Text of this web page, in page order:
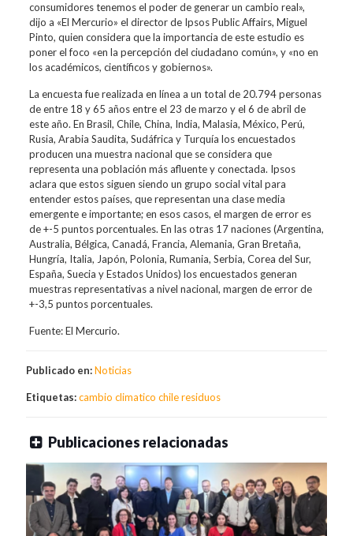
consumidores tenemos el poder de generar un cambio real»,
dijo a «El Mercurio» el director de Ipsos Public Affairs, Miguel
Pinto, quien considera que la importancia de este estudio es
poner el foco «en la percepción del ciudadano común», y «no en
los académicos, científicos y gobiernos».
La encuesta fue realizada en línea a un total de 20.794 personas
de entre 18 y 65 años entre el 23 de marzo y el 6 de abril de
este año. En Brasil, Chile, China, India, Malasia, México, Perú,
Rusia, Arabia Saudita, Sudáfrica y Turquía los encuestados
producen una muestra nacional que se considera que
representa una población más afluente y conectada. Ipsos
aclara que estos siguen siendo un grupo social vital para
entender estos países, que representan una clase media
emergente e importante; en esos casos, el margen de error es
de +-5 puntos porcentuales. En las otras 17 naciones (Argentina,
Australia, Bélgica, Canadá, Francia, Alemania, Gran Bretaña,
Hungría, Italia, Japón, Polonia, Rumania, Serbia, Corea del Sur,
España, Suecia y Estados Unidos) los encuestados generan
muestras representativas a nivel nacional, margen de error de
+-3,5 puntos porcentuales.
Fuente: El Mercurio.
Publicado en:Noticias
Etiquetas:cambio climatico chileresiduos
Publicaciones relacionadas